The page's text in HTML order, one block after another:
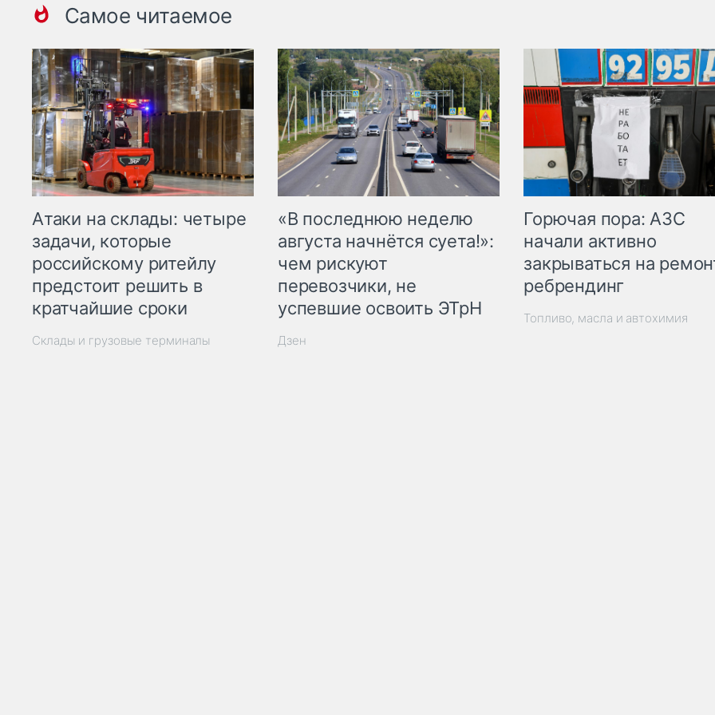
Самое читаемое
Атаки на склады: четыре
задачи, которые
российскому ритейлу
предстоит решить в
кратчайшие сроки
Склады и грузовые терминалы
«В последнюю неделю
августа начнётся суета!»:
чем рискуют
перевозчики, не
успевшие освоить ЭТрН
Дзен
Горючая пора: АЗС
начали активно
закрываться на
ребрендинг
Топливо, масла и автохимия